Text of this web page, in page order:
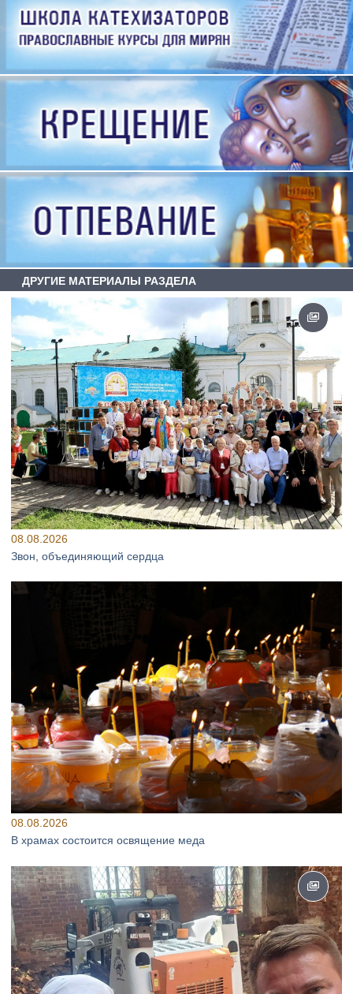
ДРУГИЕ МАТЕРИАЛЫ РАЗДЕЛА
08.08.2026
Звон, объединяющий сердца
08.08.2026
В храмах состоится освящение меда